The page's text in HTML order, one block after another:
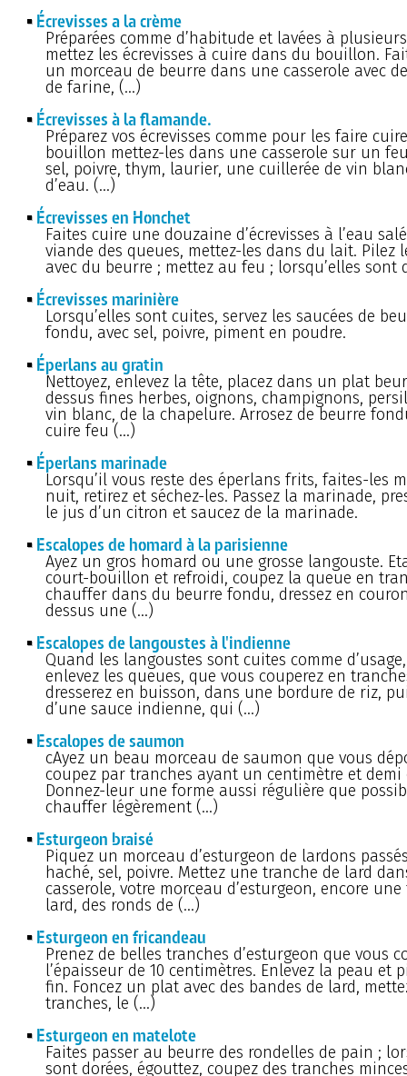
Écrevisses a la crème
Préparées comme d’habitude et lavées à
mettez les écrevisses à cuire dans du bouillon.
un morceau de beurre dans une casserole avec
de farine, (…)
Écrevisses à la flamande.
Préparez vos écrevisses comme pour les faire
bouillon mettez-les dans une casserole sur un
sel, poivre, thym, laurier, une cuillerée de vin
d’eau. (…)
Écrevisses en Honchet
Faites cuire une douzaine d’écrevisses à l’eau
viande des queues, mettez-les dans du lait. Pilez
avec du beurre ; mettez au feu ; lorsqu’elles sont
Écrevisses marinière
Lorsqu’elles sont cuites, servez les saucées de
fondu, avec sel, poivre, piment en poudre.
Éperlans au gratin
Nettoyez, enlevez la tête, placez dans un plat
dessus fines herbes, oignons, champignons,
vin blanc, de la chapelure. Arrosez de beurre
cuire feu (…)
Éperlans marinade
Lorsqu’il vous reste des éperlans frits, faites-les
nuit, retirez et séchez-les. Passez la marinade,
le jus d’un citron et saucez de la marinade.
Escalopes de homard à la parisienne
Ayez un gros homard ou une grosse langouste.
court-bouillon et refroidi, coupez la queue en
chauffer dans du beurre fondu, dressez en
dessus une (…)
Escalopes de langoustes à l'indienne
Quand les langoustes sont cuites comme
enlevez les queues, que vous couperez en
dresserez en buisson, dans une bordure de riz,
d’une sauce indienne, qui (…)
Escalopes de saumon
cAyez un beau morceau de saumon que vous
coupez par tranches ayant un centimètre et demi
Donnez-leur une forme aussi régulière que
chauffer légèrement (…)
Esturgeon braisé
Piquez un morceau d’esturgeon de lardons
haché, sel, poivre. Mettez une tranche de lard
casserole, votre morceau d’esturgeon, encore
lard, des ronds de (…)
Esturgeon en fricandeau
Prenez de belles tranches d’esturgeon que vous
l’épaisseur de 10 centimètres. Enlevez la peau et
fin. Foncez un plat avec des bandes de lard,
tranches, le (…)
Esturgeon en matelote
Faites passer au beurre des rondelles de pain ;
sont dorées, égouttez, coupez des tranches